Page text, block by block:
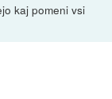
kaj pomeni vsi